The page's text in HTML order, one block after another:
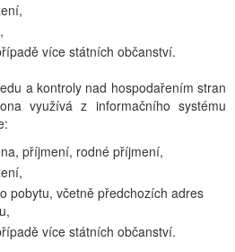
více státních občanství.
a kontroly nad hospodařením stran
využívá z informačního systému
příjmení, rodné příjmení,
pobytu, včetně předchozích adres
více státních občanství.